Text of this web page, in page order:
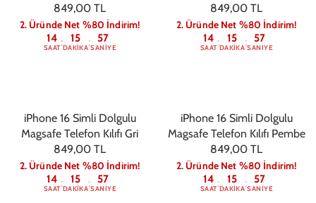
849,00 TL
2. Üründe Net %80 İndirim!
14
SAAT: 15
DAKIKA: 56
SANIYE
849,00 TL
2. Üründe Net %80 İndirim!
14
SAAT: 15
DAKIKA: 56
SANIYE
iPhone 16 Simli Dolgulu
Magsafe Telefon Kılıfı Gri
849,00 TL
2. Üründe Net %80 İndirim!
14
SAAT: 15
DAKIKA: 56
SANIYE
iPhone 16 Simli Dolgulu
Magsafe Telefon Kılıfı Pembe
849,00 TL
2. Üründe Net %80 İndirim!
14
SAAT: 15
DAKIKA: 56
SANIYE